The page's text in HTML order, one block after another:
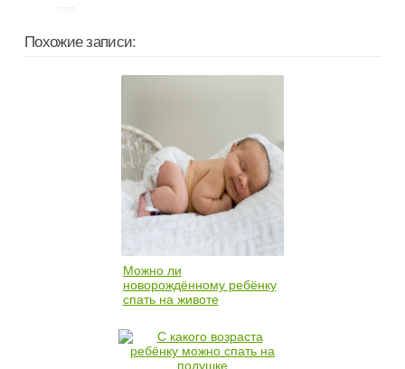
Похожие записи:
Можно ли
новорождённому ребёнку
спать на животе